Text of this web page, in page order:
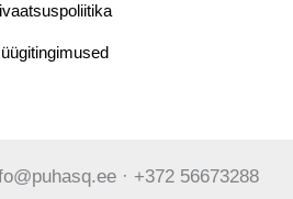
· +372 56673288